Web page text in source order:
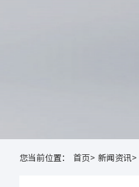
您当前位置： 首页> 新闻资讯>